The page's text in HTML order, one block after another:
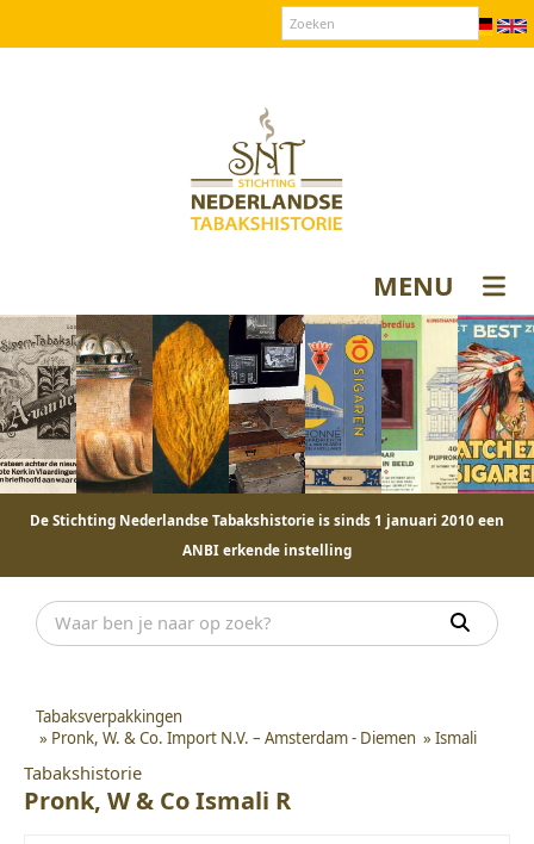
MENU
De Stichting Nederlandse Tabakshistorie is sinds 1 januari 2010 een
ANBI erkende instelling
Tabaksverpakkingen
» Pronk, W. & Co. Import N.V. – Amsterdam - Diemen » Ismali
Tabakshistorie
Pronk, W & Co Ismali R